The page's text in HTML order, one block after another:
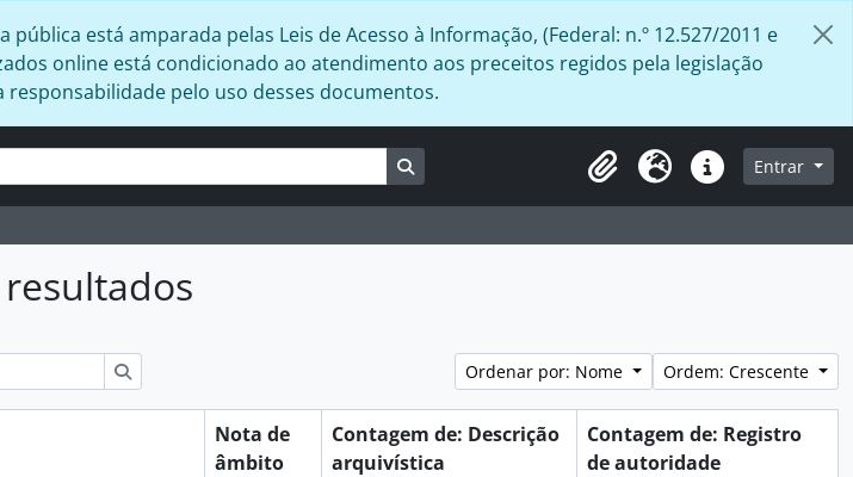
está amparada pelas Leis de Acesso à Informação, (Federal: n.º 12.527/2011 e
online está condicionado ao atendimento aos preceitos regidos pela legislação
pelo uso desses documentos.
Busque na página de navegação
Área de Transferência
Idioma Atalhos Entrar
Ordenar por: Nome Ordem: Crescente
Nota de
âmbito
Contagem de: Descrição
arquivística
Contagem de: Registro
de autoridade